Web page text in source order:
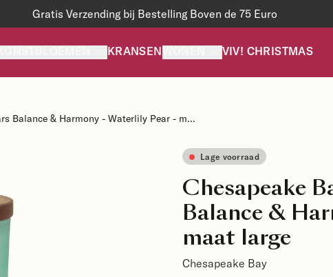
Gratis Verzending bij Bestelling Boven de 75 Euro
KRANSEN VIV! CHRISTMAS
Balance & Harmony - Waterlily Pear - m...
Lage voorraad
Chesapeake
Balance &
maat large
Chesapeake Bay